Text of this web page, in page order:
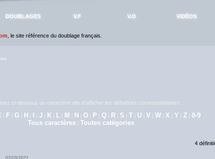
DOUBLAGES V.F V.O VIDÉOS
, le site référence du doublage français.
ci-dessous un caractère afin d'afficher les définitions correspondantes :
| F | G | H | I |J | K | L | M | N | O | P | Q | R | S | T | U | V |W | X | Y | Z |0-9
Tous caractères | Toutes catégories
4
07/03/2022